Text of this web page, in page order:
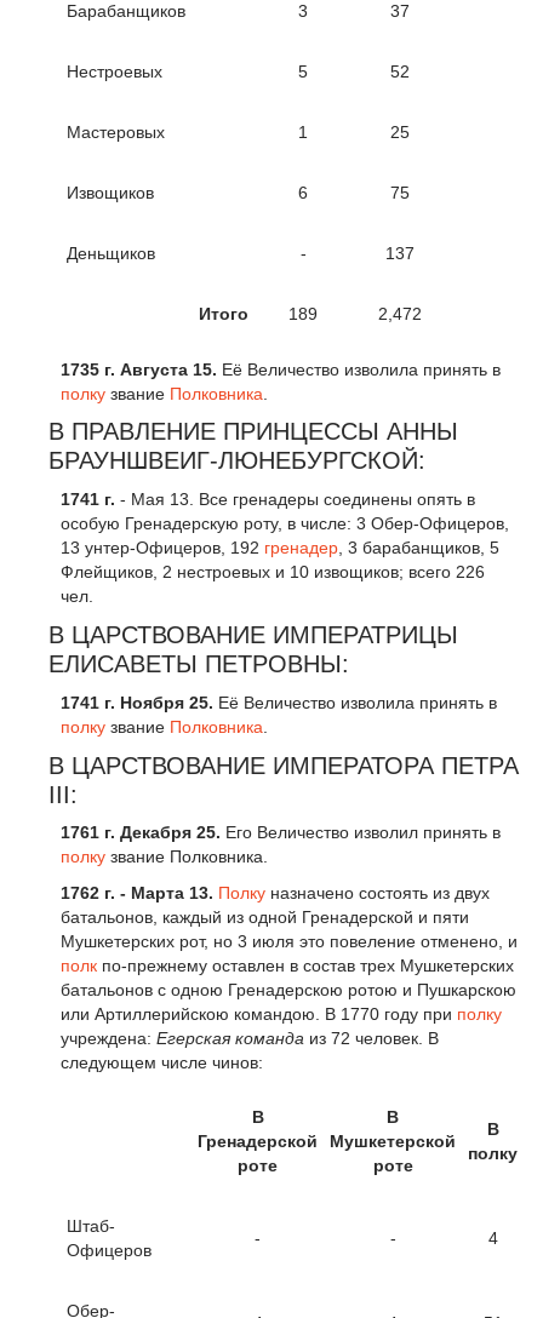
Барабанщиков 3 37
Нестроевых 5 52
Мастеровых 1 25
Извощиков 6 75
Деньщиков - 137
Итого 189 2,472
1735 г. Августа 15. Её Величество изволила принять в
полку звание Полковника
В ПРАВЛЕНИЕ ПРИНЦЕССЫ АННЫ
БРАУНШВЕИГ-ЛЮНЕБУРГСКОЙ:
1741 г. - Мая 13. Все гренадеры соединены опять в
особую Гренадерскую роту, в числе: 3 Обер-Офицеров,
13 унтер-Офицеров, 192 гренадер , 3 барабанщиков, 5
Флейщиков, 2 нестроевых и 10 извощиков; всего 226
чел.
В ЦАРСТВОВАНИЕ ИМПЕРАТРИЦЫ
ЕЛИСАВЕТЫ ПЕТРОВНЫ:
1741 г. Ноября 25. Её Величество изволила принять в
полку звание Полковника
В ЦАРСТВОВАНИЕ ИМПЕРАТОРА ПЕТРА
III:
1761 г. Декабря 25. Его Величество изволил принять в
полку звание Полковника.
1762 г. - Марта 13. Полку назначено состоять из двух
батальонов, каждый из одной Гренадерской и пяти
Мушкетерских рот, но 3 июля это повеление отменено, и
полк по-прежнему оставлен в состав трех Мушкетерских
батальонов с одною Гренадерскою ротою и Пушкарскою
или Артиллерийскою командою. В 1770 году при полку
учреждена: Егерская команда из 72 человек. В
следующем числе чинов:
В
Гренадерской
роте
В
Мушкетерской
роте
В
полку
Штаб-
Офицеров
- - 4
Обер-